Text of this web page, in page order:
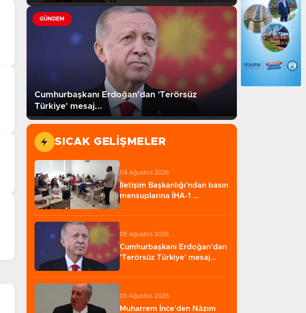
GÜNDEM
Cumhurbaşkanı Erdoğan’dan 'Terörsüz
Türkiye' mesaj...
SICAK GELIŞMELER
04 Ağustos 2026
İletişim Başkanlığı’ndan basın
mensuplarına İHA-1 ...
05 Ağustos 2026
Cumhurbaşkanı Erdoğan’dan
'Terörsüz Türkiye' mesaj...
05 Ağustos 2026
Muharrem İnce’den Nâzım